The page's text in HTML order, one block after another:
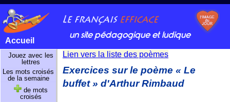
un site pédagogique et ludique
Accueil
Jouez avec les
lettres
Les mots croisés
de la semaine
de mots
croisés
Lien vers la liste des poèmes
Exercices sur le poème « Le
buffet » d'Arthur Rimbaud